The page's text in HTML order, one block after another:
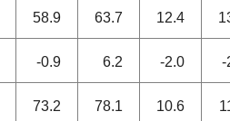
58.9 63.7 12.4
-0.9 6.2 -2.0 -
73.2 78.1 10.6